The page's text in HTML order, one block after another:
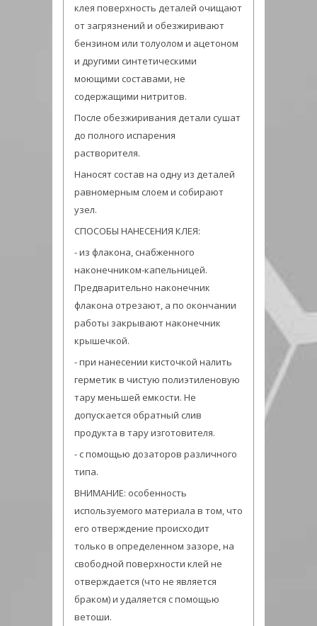
клея поверхность деталей очищают
от загрязнений и обезжиривают
бензином или толуолом и ацетоном
и другими синтетическими
моющими составами, не
содержащими нитритов.
После обезжиривания детали сушат
до полного испарения
растворителя.
Наносят состав на одну из деталей
равномерным слоем и собирают
узел.
СПОСОБЫ НАНЕСЕНИЯ КЛЕЯ:
- из флакона, снабженного
наконечником-капельницей.
Предварительно наконечник
флакона отрезают, а по окончании
работы закрывают наконечник
крышечкой.
- при нанесении кисточкой налить
герметик в чистую полиэтиленовую
тару меньшей емкости. Не
допускается обратный слив
продукта в тару изготовителя.
- с помощью дозаторов различного
типа.
ВНИМАНИЕ: особенность
используемого материала в том, что
его отверждение происходит
только в определенном зазоре, на
свободной поверхности клей не
отверждается (что не является
браком) и удаляется с помощью
ветоши.